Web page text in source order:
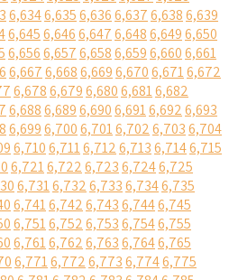
6,6346,6356,6366,6376,6386,639
6,6456,6466,6476,6486,6496,650
6,6566,6576,6586,6596,6606,661
6,6676,6686,6696,6706,6716,672
6,6786,6796,6806,6816,682
6,6886,6896,6906,6916,6926,693
6,6996,7006,7016,7026,7036,704
6,7106,7116,7126,7136,7146,715
6,7216,7226,7236,7246,725
6,7316,7326,7336,7346,735
6,7416,7426,7436,7446,745
6,7516,7526,7536,7546,755
6,7616,7626,7636,7646,765
6,7716,7726,7736,7746,775